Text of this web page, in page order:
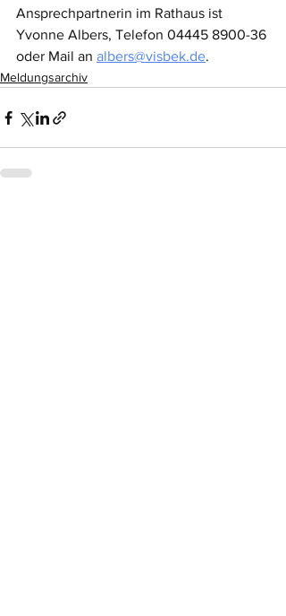
Ansprechpartnerin im Rathaus ist
Yvonne Albers, Telefon 04445 8900-36
oder Mail an albers@visbek.de.
Meldungsarchiv